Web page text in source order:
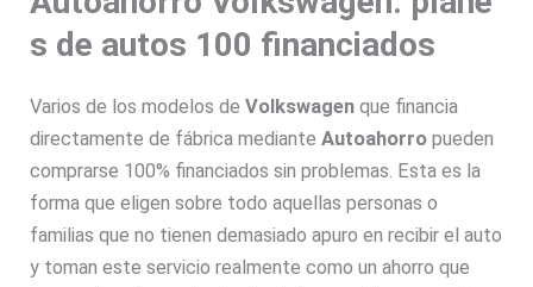
s de autos 100 financiados
Varios de los modelos deVolkswagenque financia
directamente de fábrica medianteAutoahorropueden
comprarse 100% financiados sin problemas. Esta es la
forma que eligen sobre todo aquellas personas o
familias que no tienen demasiado apuro en recibir el auto
y toman este servicio realmente como un ahorro que